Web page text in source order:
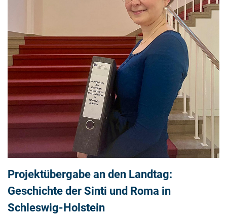
Projektübergabe an den Landtag:
Geschichte der Sinti und Roma in
Schleswig-Holstein